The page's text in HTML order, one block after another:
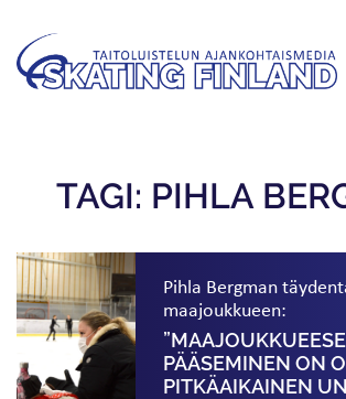
TAGI: PIHLA
Pihla Bergman
maajoukkueen:
PÄÄSEMINEN ON
PITKÄAIKAINEN